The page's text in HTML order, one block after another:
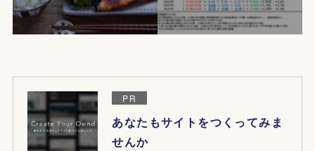
PR
あなたもサイトをつくってみま
せんか